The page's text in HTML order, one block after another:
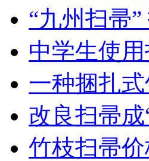
“九州扫帚
中学生使
一种捆扎
改良扫帚成
竹枝扫帚